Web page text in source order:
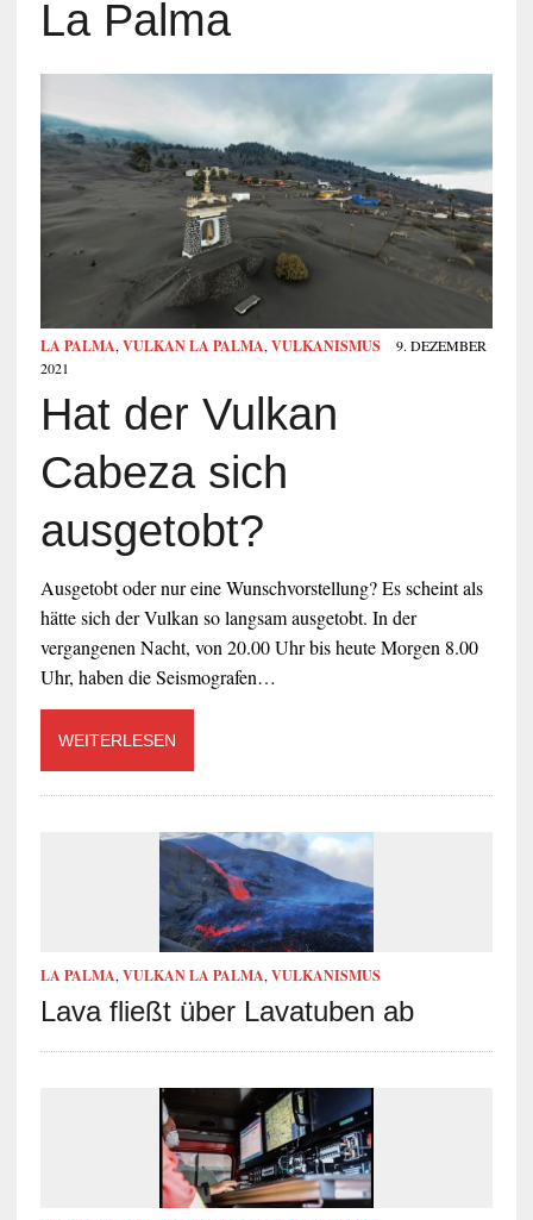
La Palma
LA PALMA,VULKAN LA PALMA,VULKANISMUS
9. DEZEMBER
2021
Hat der Vulkan
Cabeza sich
ausgetobt?
Ausgetobt oder nur eine Wunschvorstellung? Es scheint als
hätte sich der Vulkan so langsam ausgetobt. In der
vergangenen Nacht, von 20.00 Uhr bis heute Morgen 8.00
Uhr, haben die Seismografen…
WEITERLESEN
LA PALMA,VULKAN LA PALMA,VULKANISMUS
Lava fließt über Lavatuben ab